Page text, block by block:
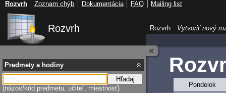
Rozvrh
Pondelok
Predmety a hodiny
Hľadaj
(názov/kód predmetu, učiteľ, miestnosť)
Rozvrh Vytvoriť nový
Rozvrh Zoznam chýb Dokumentácia FAQ Mailing list